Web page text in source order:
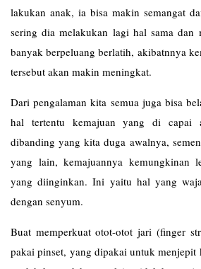
lakukan anak, ia bisa makin semangat
sering dia melakukan lagi hal sama dan
banyak berpeluang berlatih, akibatnnya
tersebut akan makin meningkat.
Dari pengalaman kita semua juga bisa
hal tertentu kemajuan yang di capai
dibanding yang kita duga awalnya,
yang lain, kemajuannya kemungkinan
yang diinginkan. Ini yaitu hal yang
dengan senyum.
Buat memperkuat otot-otot jari (finger
pakai pinset, yang dipakai untuk menjepit